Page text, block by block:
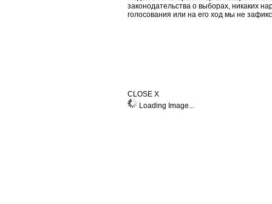
законодательства о выборах, никаких
голосования или на его ход мы не
CLOSE X
Loading Image...